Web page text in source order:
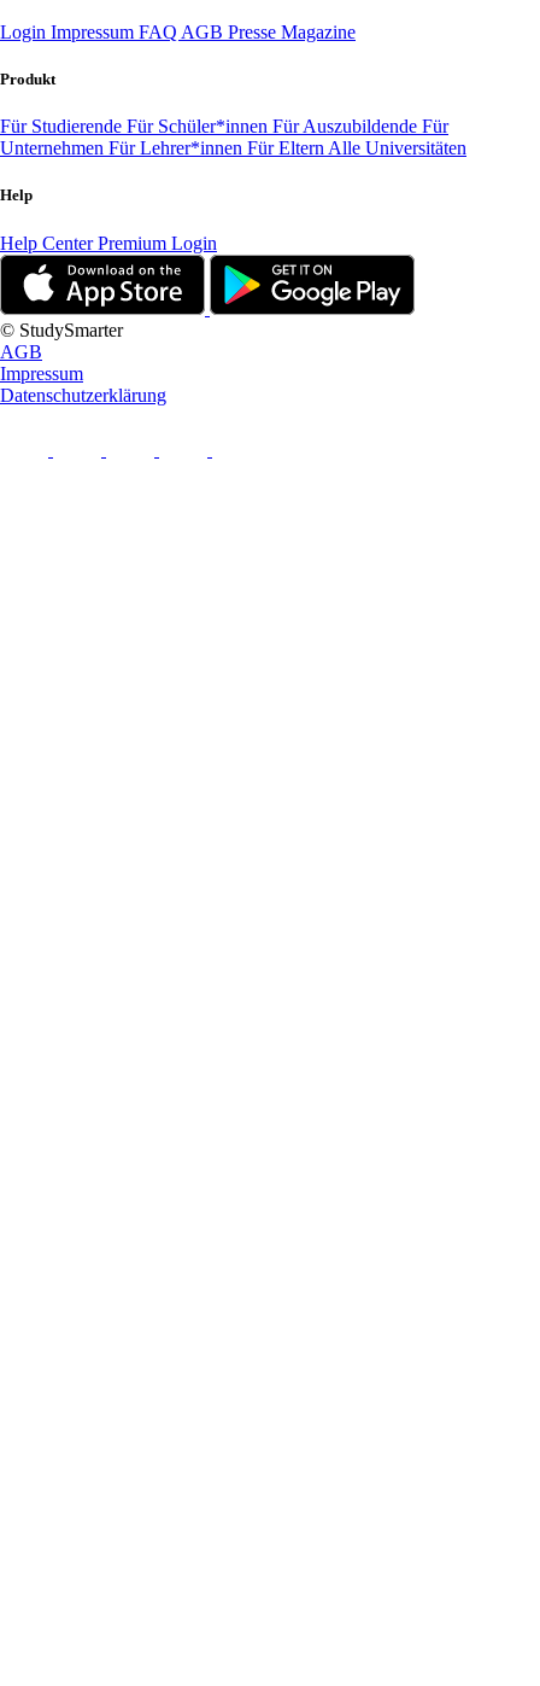
Login Impressum FAQ AGB Presse Magazine
Produkt
Für Studierende Für Schüler*innen Für Auszubildende Für
Unternehmen Für Lehrer*innen Für Eltern Alle Universitäten
Help
Help CenterPremium Login
© StudySmarter
AGB
Impressum
Datenschutzerklärung